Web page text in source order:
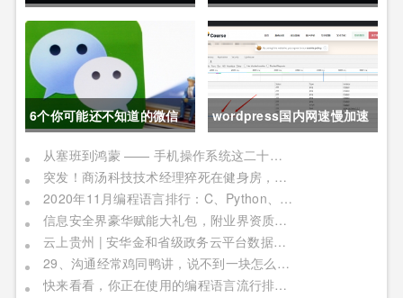
软件研发行业创新峰会上海
站敬请期待！
会之深圳站 10月28日成功
举办
6个你可能还不知道的微信
冷知识，每一个都令人相见
恨晚
wordpress国内网速慢加速
及防DDOS攻击快速CF切换
教程
从塞班到鸿蒙 —— 手机操作系统这二十年历程
突发！商汤科技技术经理猝死在健身房，网友：996福报何时是个头
2020年11月编程语言排行：C、Python、Java
信息安全界豪华赋能大礼包，附业界资质证书备考指南！
云上贵州 | 安华金和省级政务云平台数据安全实践
29、沟通经常鸡同鸭讲，说不到一块怎么办？
快来看看，你正在使用的编程语言流行排行榜！别被时代淘汰了